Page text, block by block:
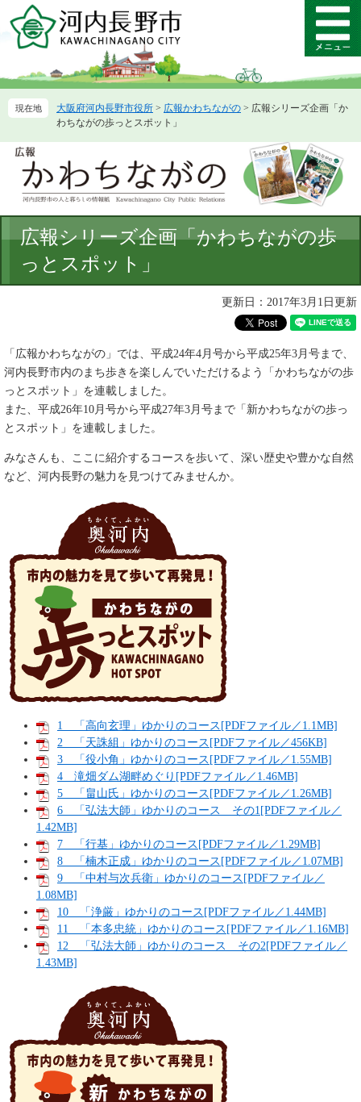
ー
先
ニ
を
て
メ
ニ
ー
大阪府河内長野市役所 > 広報かわちながの > 広報シリーズ企画「か
わちながの歩っとスポット」
文
広報シリーズ企画「かわちながの歩
っとスポット」
更新日：2017年3月1日更新
「広報かわちながの」では、平成24年4月号から平成25年3月号まで、
河内長野市内のまち歩きを楽しんでいただけるよう「かわちながの歩
っとスポット」を連載しました。
また、平成26年10月号から平成27年3月号まで「新かわちながの歩っ
とスポット」を連載しました。
みなさんも、ここに紹介するコースを歩いて、深い歴史や豊かな自然
など、河内長野の魅力を見つけてみませんか。
1 「高向玄理」ゆかりのコース[PDFファイル／1.1MB]
2 「天誅組」ゆかりのコース[PDFファイル／456KB]
3 「役小角」ゆかりのコース[PDFファイル／1.55MB]
4 滝畑ダム湖畔めぐり[PDFファイル／1.46MB]
5 「畠山氏」ゆかりのコース[PDFファイル／1.26MB]
6 「弘法大師」ゆかりのコース その1[PDFファイル／
1.42MB]
7 「行基」ゆかりのコース[PDFファイル／1.29MB]
8 「楠木正成」ゆかりのコース[PDFファイル／1.07MB]
9 「中村与次兵衛」ゆかりのコース[PDFファイル／
1.08MB]
10 「浄厳」ゆかりのコース[PDFファイル／1.44MB]
11 「本多忠統」ゆかりのコース[PDFファイル／1.16MB]
12 「弘法大師」ゆかりのコース その2[PDFファイル／
1.43MB]